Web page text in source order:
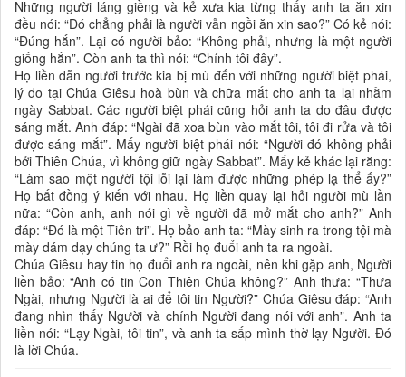
Những người láng giềng và kẻ xưa kia từng thấy anh ta ăn xin
đều nói: “Đó chẳng phải là người vẫn ngồi ăn xin sao?” Có kẻ nói:
“Đúng hắn”. Lại có người bảo: “Không phải, nhưng là một người
giống hắn”. Còn anh ta thì nói: “Chính tôi đây”.
Họ liền dẫn người trước kia bị mù đến với những người biệt phái,
lý do tại Chúa Giêsu hoà bùn và chữa mắt cho anh ta lại nhằm
ngày Sabbat. Các người biệt phái cũng hỏi anh ta do đâu được
sáng mắt. Anh đáp: “Ngài đã xoa bùn vào mắt tôi, tôi đi rửa và tôi
được sáng mắt”. Mấy người biệt phái nói: “Người đó không phải
bởi Thiên Chúa, vì không giữ ngày Sabbat”. Mấy kẻ khác lại rằng:
“Làm sao một người tội lỗi lại làm được những phép lạ thể ấy?”
Họ bất đồng ý kiến với nhau. Họ liền quay lại hỏi người mù lần
nữa: “Còn anh, anh nói gì về người đã mở mắt cho anh?” Anh
đáp: “Đó là một Tiên tri”. Họ bảo anh ta: “Mày sinh ra trong tội mà
mày dám dạy chúng ta ư?” Rồi họ đuổi anh ta ra ngoài.
Chúa Giêsu hay tin họ đuổi anh ra ngoài, nên khi gặp anh, Người
liền bảo: “Anh có tin Con Thiên Chúa không?” Anh thưa: “Thưa
Ngài, nhưng Người là ai để tôi tin Người?” Chúa Giêsu đáp: “Anh
đang nhìn thấy Người và chính Người đang nói với anh”. Anh ta
liền nói: “Lạy Ngài, tôi tin”, và anh ta sấp mình thờ lạy Người. Đó
là lời Chúa.